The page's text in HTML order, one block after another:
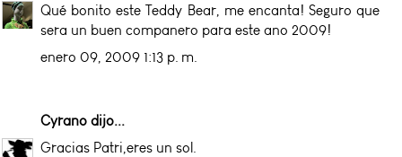
Qué bonito este Teddy Bear, me encanta! Seguro que
sera un buen companero para este ano 2009!
enero 09, 2009 1:13 p. m.
Cyrano dijo...
Gracias Patri,eres un sol.